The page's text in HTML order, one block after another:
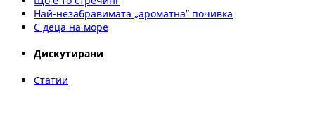
Най-незабравимата „ароматна” почивка
С деца на море
Дискутирани
Статии